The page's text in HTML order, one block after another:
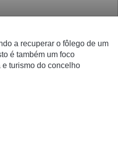
a recuperar o fôlego de um
é também um foco
turismo do concelho